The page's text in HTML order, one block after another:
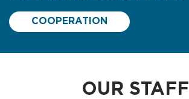
COOPERATION
OUR STAFF